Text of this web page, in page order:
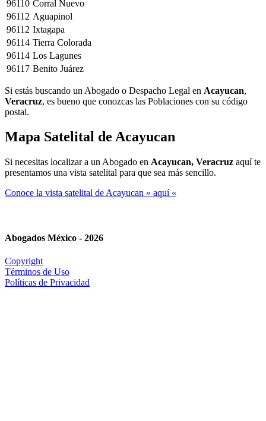
96110 Corral Nuevo
96112 Aguapinol
96112 Ixtagapa
96114 Tierra Colorada
96114 Los Lagunes
96117 Benito Juárez
Si estás buscando un Abogado o Despacho Legal en Acayucan,
Veracruz, es bueno que conozcas las Poblaciones con su código
postal.
Mapa Satelital de Acayucan
Si necesitas localizar a un Abogado en Acayucan, Veracruz aquí te
presentamos una vista satelital para que sea más sencillo.
Conoce la vista satelital de Acayucan » aquí «
Abogados México - 2026
Copyright
Términos de Uso
Políticas de Privacidad